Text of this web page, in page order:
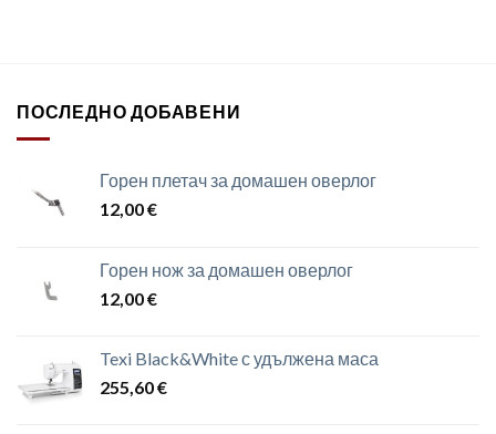
ПОСЛЕДНО ДОБАВЕНИ
Горен плетач за домашен оверлог
12,00€
Горен нож за домашен оверлог
12,00€
Texi Black&White с удължена маса
255,60€